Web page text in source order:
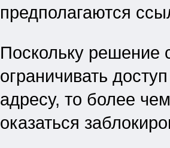
предполагаются
Поскольку решение
ограничивать
адресу, то более
оказаться